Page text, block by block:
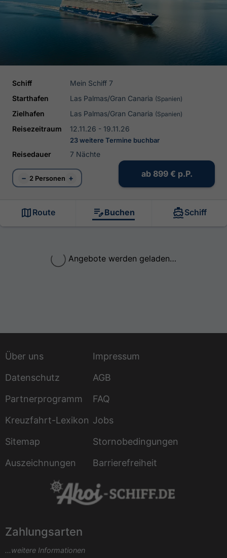
Schiff
Mein Schiff 7
Starthafen
Las Palmas/Gran Canaria (Spanien)
Zielhafen Las Palmas/Gran Canaria (Spanien)
Reisezeitraum 12.11.26 - 19.11.26
23 weitere Termine buchbar
Reisedauer 7 Nächte
− 2 Personen + ab 899 € p.P.
Route Buchen Schiff
Angebote werden geladen…
Über uns
Impressum
Datenschutz
AGB
Partnerprogramm
FAQ
Kreuzfahrt-Lexikon Jobs
Sitemap
Stornobedingungen
Auszeichnungen
Barrierefreiheit
Zahlungsarten
...weitere Informationen